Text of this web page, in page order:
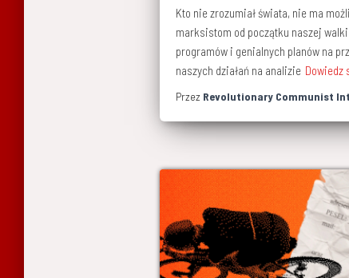
Kto nie zrozumiał świata, nie ma
marksistom od początku naszej
programów i genialnych planów na
naszych działań na analizie Dowiedz
Przez Revolutionary Communist